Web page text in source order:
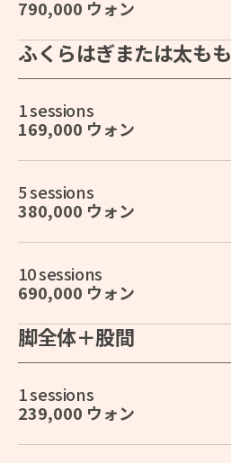
790,000 ウォン
ふくらはぎまたは太もも
1 sessions
169,000 ウォン
5 sessions
380,000 ウォン
10 sessions
690,000 ウォン
脚全体＋股間
1 sessions
239,000 ウォン